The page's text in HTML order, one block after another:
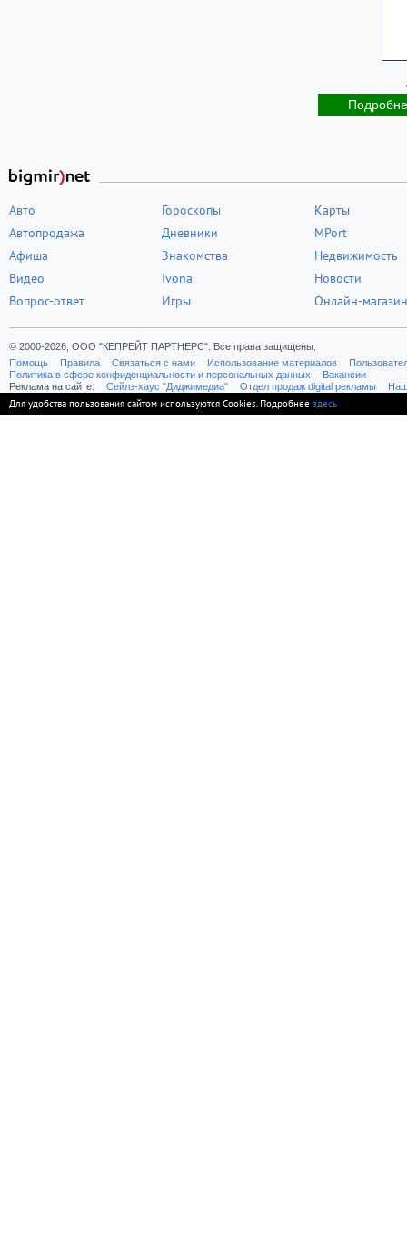
Авто
Автопродажа
Афиша
Видео
Вопрос-ответ
Гороскопы
Дневники
Знакомства
Ivona
Игры
Карты
MPort
Недвижимость
Новости
Онлайн-магазин
© 2000-2026, ООО "КЕПРЕЙТ ПАРТНЕРС". Все права защищены.
Помощь
Правила Связаться с нами Использование материалов
Политика в сфере конфиденциальности и персональных данных
Вакансии
Реклама на сайте:
Cейлз-хаус "Диджимедиа" Отдел продаж digital рекламы
Для удобства пользования сайтом используются Cookies. Подробнее здесь